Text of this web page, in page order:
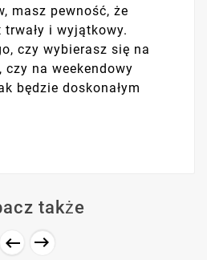
masz pewność, że
i wyjątkowy.
czy wybierasz się na
czy na weekendowy
będzie doskonałym
także
 